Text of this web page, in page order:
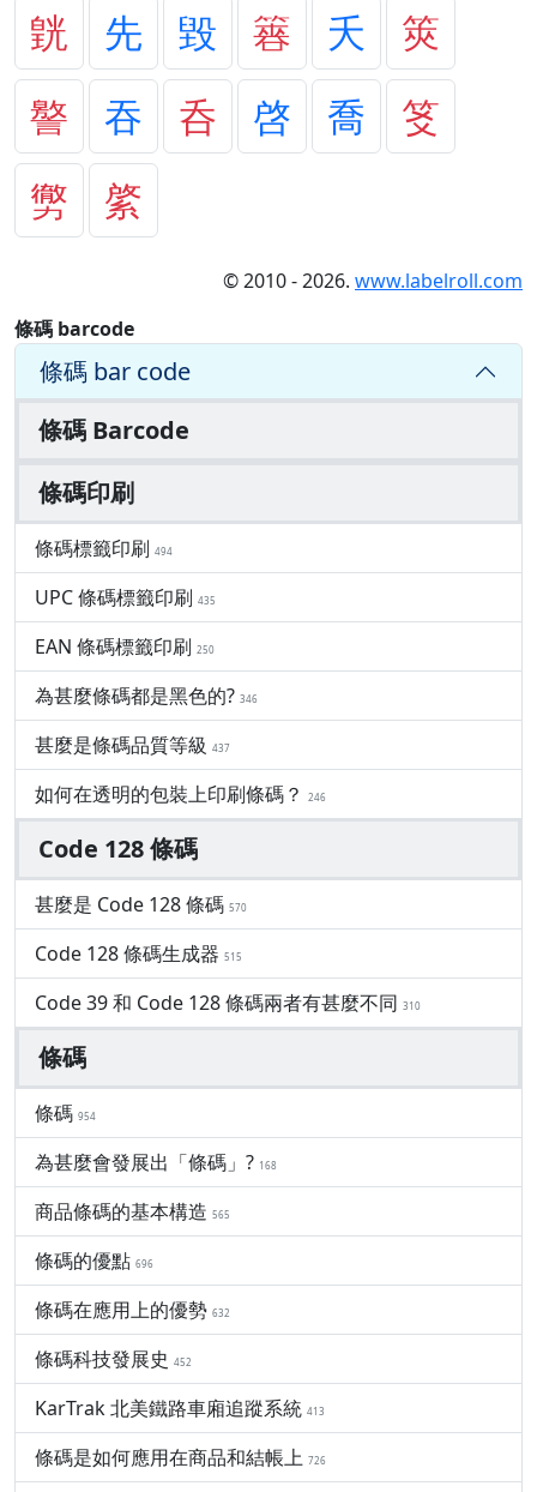
皝
先 毀 簭 夭
筴
譥
吞 呑 啓 喬
笅
勶
綮
© 2010 - 2026. www.labelroll.com
條碼 barcode
條碼 bar code
條碼 Barcode
條碼印刷
條碼標籤印刷 494
UPC 條碼標籤印刷 435
EAN 條碼標籤印刷 250
為甚麼條碼都是黑色的? 346
甚麼是條碼品質等級 437
如何在透明的包裝上印刷條碼？ 246
Code 128 條碼
甚麼是 Code 128 條碼 570
Code 128 條碼生成器 515
Code 39 和 Code 128 條碼兩者有甚麼不同 310
條碼
條碼 954
為甚麼會發展出「條碼」? 168
商品條碼的基本構造 565
條碼的優點 696
條碼在應用上的優勢 632
條碼科技發展史 452
KarTrak 北美鐵路車廂追蹤系統 413
條碼是如何應用在商品和結帳上 726